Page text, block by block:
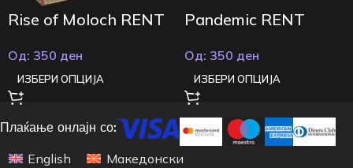
Rise of Moloch RENT
Од: 350 ден
ИЗБЕРИ ОПЦИЈА
Pandemic RENT
Од: 350 ден
ИЗБЕРИ ОПЦИЈА
Плаќање онлајн со:
English
Македонски